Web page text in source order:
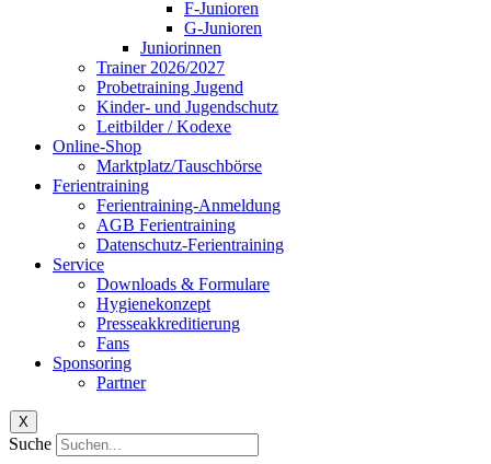
F-Junioren
G-Junioren
Juniorinnen
Trainer 2026/2027
Probetraining Jugend
Kinder- und Jugendschutz
Leitbilder / Kodexe
Online-Shop
Marktplatz/Tauschbörse
Ferientraining
Ferientraining-Anmeldung
AGB Ferientraining
Datenschutz-Ferientraining
Service
Downloads & Formulare
Hygienekonzept
Presseakkreditierung
Fans
Sponsoring
Partner
X
Suche